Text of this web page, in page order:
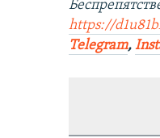
https://
Telegram,